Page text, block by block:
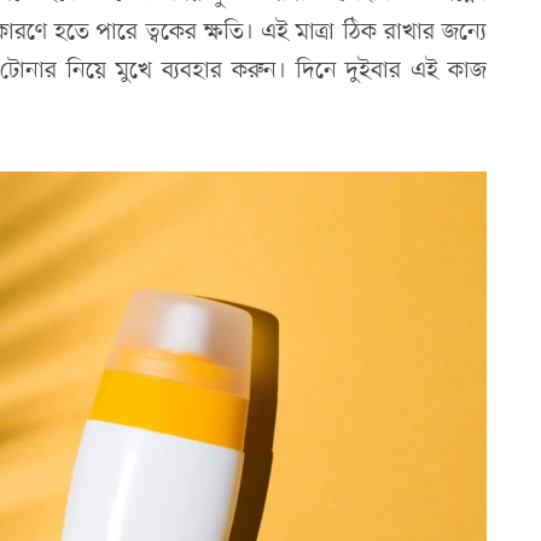
হতে পারে ত্বকের ক্ষতি। এই মাত্রা ঠিক রাখার জন্যে
নিয়ে মুখে ব্যবহার করুন। দিনে দুইবার এই কাজ